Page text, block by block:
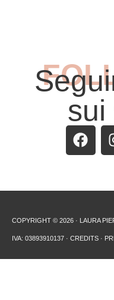
sui
COPYRIGHT © 2026 · LAURA
IVA: 03893910137 · CREDITS ·